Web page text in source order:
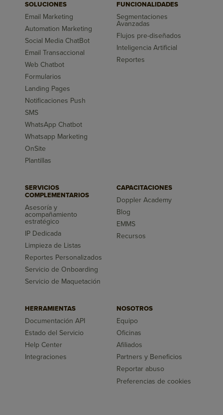
SOLUCIONES
Email Marketing
Automation Marketing
Social Media ChatBot
Email Transaccional
Web Chatbot
Formularios
Landing Pages
Notificaciones Push
SMS
WhatsApp Chatbot
Whatsapp Marketing
OnSite
Plantillas
FUNCIONALIDADES
Segmentaciones
Avanzadas
Flujos pre-diseñados
Inteligencia Artificial
Reportes
SERVICIOS
COMPLEMENTARIOS
Asesoría y
acompañamiento
estratégico
IP Dedicada
Limpieza de Listas
Reportes Personalizados
Servicio de Onboarding
Servicio de Maquetación
CAPACITACIONES
Doppler Academy
Blog
EMMS
Recursos
HERRAMIENTAS
Documentación API
Estado del Servicio
Help Center
Integraciones
NOSOTROS
Equipo
Oficinas
Afiliados
Partners y Beneficios
Reportar abuso
Preferencias de cookies